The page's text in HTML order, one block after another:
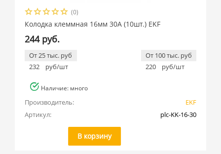
Производитель
EKF (1032
(0)
Колодка клеммная 16мм 30А (10шт.) EKF
244 руб.
От 25 тыс. руб
232
руб/шт
От 100 тыс. руб
220
руб/шт
Наличие: много
Производитель:
EKF
Артикул:
plc-KK-16-30
В корзину